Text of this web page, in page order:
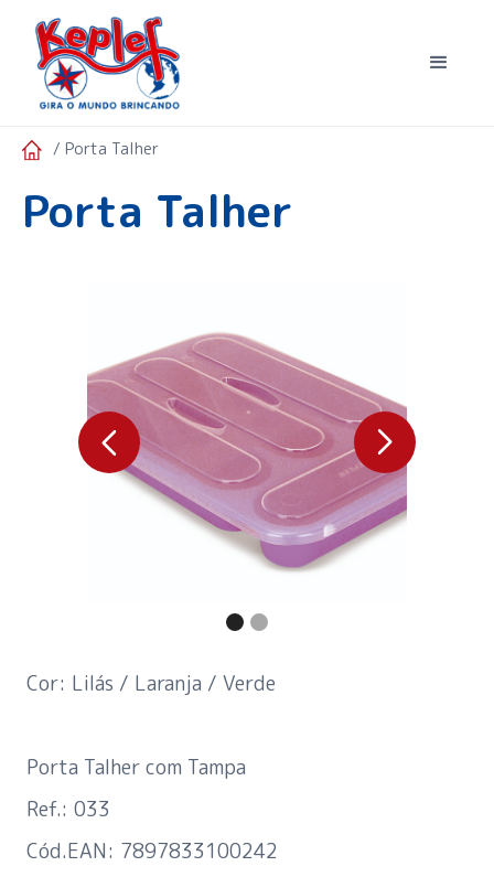
/ Porta Talher
Porta Talher
Cor: Lilás / Laranja / Verde
Porta Talher com Tampa
Ref.: 033
Cód.EAN: 7897833100242